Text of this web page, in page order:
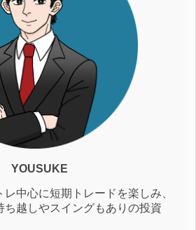
YOUSUKE
中心に短期トレードを楽しみ、
ち越しやスイングもありの投資